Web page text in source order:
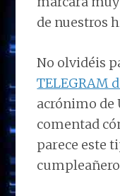
de nuestros
No olvidéis
TELEGRAM
acrónimo de
comentad
parece este